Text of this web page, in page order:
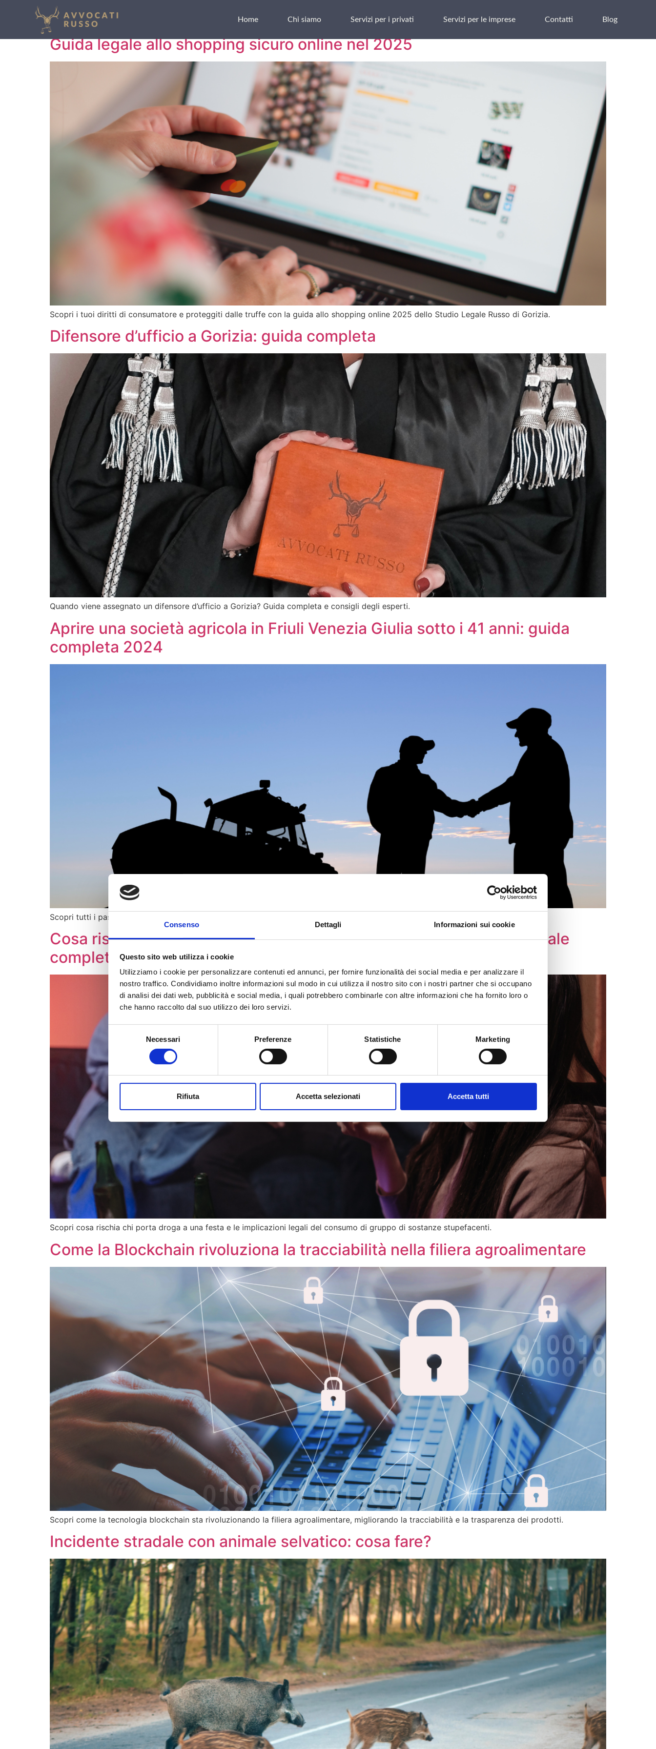
Consenso Dettagli Informazioni sui cookie
Questo sito web utilizza i cookie
Utilizziamo i cookie per personalizzare contenuti ed annunci, per fornire funzionalità dei social media e per analizzare il
nostro traffico. Condividiamo inoltre informazioni sul modo in cui utilizza il nostro sito con i nostri partner che si occupano
di analisi dei dati web, pubblicità e social media, i quali potrebbero combinarle con altre informazioni che ha fornito loro o
che hanno raccolto dal suo utilizzo dei loro servizi.
Necessari Preferenze Statistiche Marketing
Rifiuta Accetta selezionati Accetta tutti
Home Chi siamo Servizi per i privati Servizi per le imprese Contatti Blog
Autore: Avv. Emanuele Russo
Guida legale allo shopping sicuro online nel 2025
Scopri i tuoi diritti di consumatore e proteggiti dalle truffe con la guida allo shopping online 2025 dello Studio Legale Russo di Gorizia.
Difensore d’ufficio a Gorizia: guida completa
Quando viene assegnato un difensore d’ufficio a Gorizia? Guida completa e consigli degli esperti.
Aprire una società agricola in Friuli Venezia Giulia sotto i 41 anni: guida
completa 2024
Scopri tutti i passi e le agevolazioni per aprire una società agricola in Friuli Venezia Giulia sotto i 41 anni nel 2024.
Cosa rischia chi porta sostanze stupefacenti a una festa? Guida legale
completa
Scopri cosa rischia chi porta droga a una festa e le implicazioni legali del consumo di gruppo di sostanze stupefacenti.
Come la Blockchain rivoluziona la tracciabilità nella filiera agroalimentare
Scopri come la tecnologia blockchain sta rivoluzionando la filiera agroalimentare, migliorando la tracciabilità e la trasparenza dei prodotti.
Incidente stradale con animale selvatico: cosa fare?